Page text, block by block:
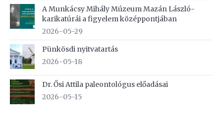
A Munkácsy Mihály Múzeum Mazán László-
karikatúrái a figyelem középpontjában
2026-05-29
Pünkösdi nyitvatartás
2026-05-18
Dr. Ősi Attila paleontológus előadásai
2026-05-15